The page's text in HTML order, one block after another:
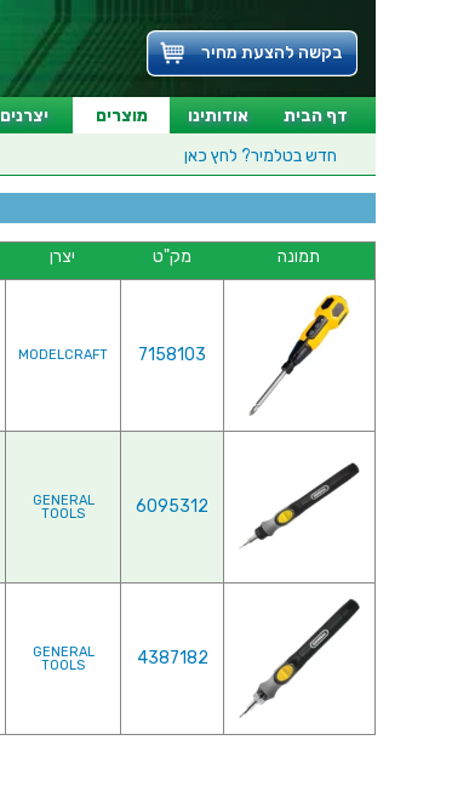
בקשה להצעת מחיר
דף הבית אודותינו מוצרים יצרנים
חדש בטלמיר? לחץ כאן
תמונה מק"ט יצרן
7158103
MODELCRAFT
6095312
GENERAL
TOOLS
4387182
GENERAL
TOOLS